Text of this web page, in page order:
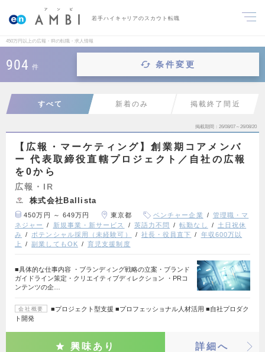
若手ハイキャリアのスカウト転職
450万円以上の広報・IRの転職・求人情報
904 件 条件変更
すべて 新着のみ 掲載終了間近
掲載期間 26/08/07～26/08/20
【広報・マーケティング】創業期コアメンバ
ー 代表取締役直轄プロジェクト／自社の広報
を0から
広報・IR
株式会社Ballista
450万円 ～ 649万円 東京都 ベンチャー企業
管理職・マ
ネジャー
新規事業・新サービス 英語力不問 転勤なし
土日祝休
み
ポテンシャル採用（未経験可） 社長・役員直下
年収600万以
上
副業してもOK 育児支援制度
■具体的な仕事内容 ・ブランディング戦略の立案・ブランド
ガイドライン策定・クリエイティブディレクション ・PRコ
ンテンツの企…
会社概要
■プロジェクト型支援 ■プロフェッショナル人材活用 ■自社プロダク
ト開発
興味あり 詳細へ